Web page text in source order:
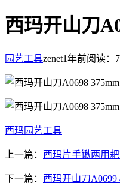
西玛开山刀
园艺工具zenet1年前阅读：
西玛园艺工具
上一篇： 西玛片手锹两用
下一篇： 西玛开山刀A0699